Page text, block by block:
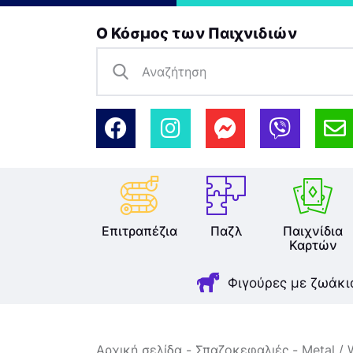
Ο Κόσμος των Παιχνιδιών
Επιτραπέζια Παζλ
Παιχνίδια
Καρτών
Φιγούρες με
Αρχική σελίδα Σπαζοκεφαλιές Metal /